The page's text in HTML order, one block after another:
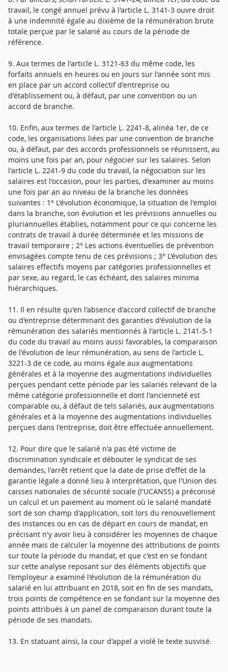
travail, le congé annuel prévu à l'article L. 3141-3 ouvre droit
à une indemnité égale au dixième de la rémunération brute
totale perçue par le salarié au cours de la période de
référence.
9. Aux termes de l'article L. 3121-63 du même code, les
forfaits annuels en heures ou en jours sur l'année sont mis
en place par un accord collectif d'entreprise ou
d'établissement ou, à défaut, par une convention ou un
accord de branche.
10. Enfin, aux termes de l'article L. 2241-8, alinéa 1er, de ce
code, les organisations liées par une convention de branche
ou, à défaut, par des accords professionnels se réunissent, au
moins une fois par an, pour négocier sur les salaires. Selon
l'article L. 2241-9 du code du travail, la négociation sur les
salaires est l'occasion, pour les parties, d'examiner au moins
une fois par an au niveau de la branche les données
suivantes : 1° L'évolution économique, la situation de l'emploi
dans la branche, son évolution et les prévisions annuelles ou
pluriannuelles établies, notamment pour ce qui concerne les
contrats de travail à durée déterminée et les missions de
travail temporaire ; 2° Les actions éventuelles de prévention
envisagées compte tenu de ces prévisions ; 3° L'évolution des
salaires effectifs moyens par catégories professionnelles et
par sexe, au regard, le cas échéant, des salaires minima
hiérarchiques.
11. Il en résulte qu'en l'absence d'accord collectif de branche
ou d'entreprise déterminant des garanties d'évolution de la
rémunération des salariés mentionnés à l'article L. 2141-5-1
du code du travail au moins aussi favorables, la comparaison
de l'évolution de leur rémunération, au sens de l'article L.
3221-3 de ce code, au moins égale aux augmentations
générales et à la moyenne des augmentations individuelles
perçues pendant cette période par les salariés relevant de la
même catégorie professionnelle et dont l'ancienneté est
comparable ou, à défaut de tels salariés, aux augmentations
générales et à la moyenne des augmentations individuelles
perçues dans l'entreprise, doit être effectuée annuellement.
12. Pour dire que le salarié n'a pas été victime de
discrimination syndicale et débouter le syndicat de ses
demandes, l'arrêt retient que la date de prise d'effet de la
garantie légale a donné lieu à interprétation, que l'Union des
caisses nationales de sécurité sociale (l'UCANSS) a préconisé
un calcul et un paiement au moment où le salarié mandaté
sort de son champ d'application, soit lors du renouvellement
des instances ou en cas de départ en cours de mandat, en
précisant n'y avoir lieu à considérer les moyennes de chaque
année mais de calculer la moyenne des attributions de points
sur toute la période du mandat, et que c'est en se fondant
sur cette analyse reposant sur des éléments objectifs que
l'employeur a examiné l'évolution de la rémunération du
salarié en lui attribuant en 2018, soit en fin de ses mandats,
trois points de compétence en se fondant sur la moyenne des
points attribués à un panel de comparaison durant toute la
période de ses mandats.
13. En statuant ainsi, la cour d'appel a violé le texte susvisé.